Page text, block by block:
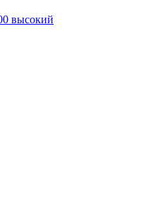
высокий